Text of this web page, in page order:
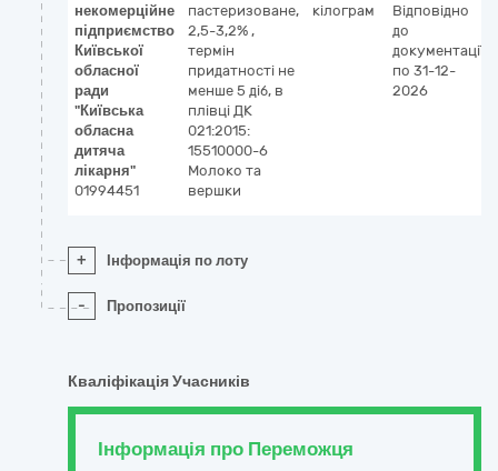
некомерційне
підприємство
Київської
обласної
ради
"Київська
обласна
дитяча
лікарня"
01994451
пастеризоване,
2,5-3,2% ,
термін
придатності не
менше 5 діб, в
плівці ДК
021:2015:
15510000-6
Молоко та
вершки
кілограм
Відповідно
до
документації
по 31-12-
2026
+ Інформація по лоту
- Пропозиції
Кваліфікація Учасників
Інформація про Переможця